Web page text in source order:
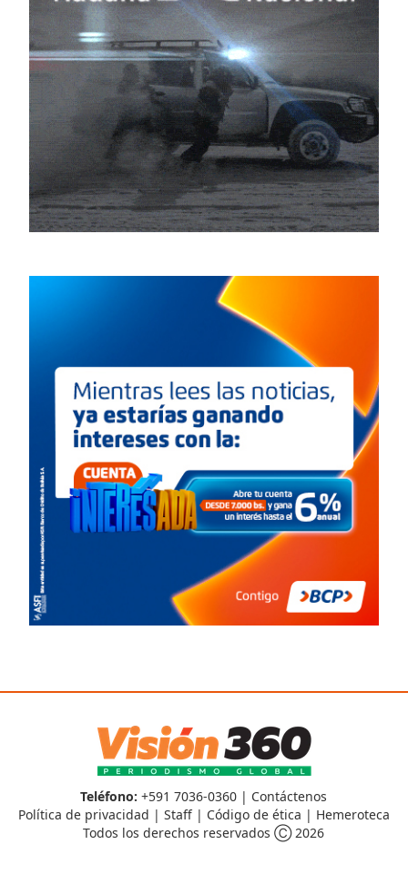
Teléfono: +591 7036-0360 | Contáctenos
Política de privacidad | Staff| Código de ética | Hemeroteca
Todos los derechos reservados Ⓒ 2026